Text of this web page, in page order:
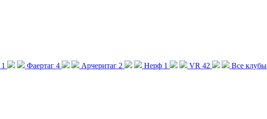
1 Фаертаг 4 Арчеритаг 2 Нерф 1 VR 42 Все клубы